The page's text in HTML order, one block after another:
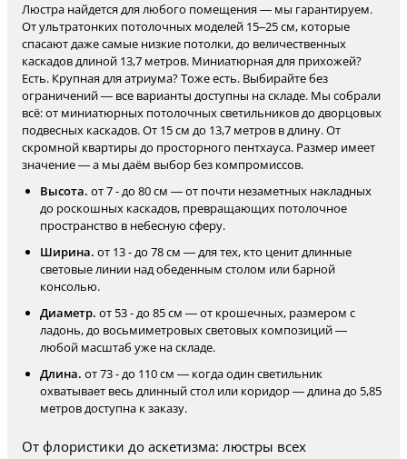
Люстра найдется для любого помещения — мы гарантируем.
От ультратонких потолочных моделей 15–25 см, которые
спасают даже самые низкие потолки, до величественных
каскадов длиной 13,7 метров. Миниатюрная для прихожей?
Есть. Крупная для атриума? Тоже есть. Выбирайте без
ограничений — все варианты доступны на складе. Мы собрали
всё: от миниатюрных потолочных светильников до дворцовых
подвесных каскадов. От 15 см до 13,7 метров в длину. От
скромной квартиры до просторного пентхауса. Размер имеет
значение — а мы даём выбор без компромиссов.
Высота. от 7 - до 80 см — от почти незаметных накладных
до роскошных каскадов, превращающих потолочное
пространство в небесную сферу.
Ширина. от 13 - до 78 см — для тех, кто ценит длинные
световые линии над обеденным столом или барной
консолью.
Диаметр. от 53 - до 85 см — от крошечных, размером с
ладонь, до восьмиметровых световых композиций —
любой масштаб уже на складе.
Длина. от 73 - до 110 см — когда один светильник
охватывает весь длинный стол или коридор — длина до 5,85
метров доступна к заказу.
От флористики до аскетизма: люстры всех